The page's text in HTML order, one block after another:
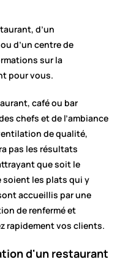
d’un
d’un centre de
sur la
pour vous.
café ou bar
chefs et de l’ambiance
de qualité,
pas les résultats
que soit le
soient les plats qui y
accueillis par une
de renfermé et
rapidement vos clients.
d'un restaurant